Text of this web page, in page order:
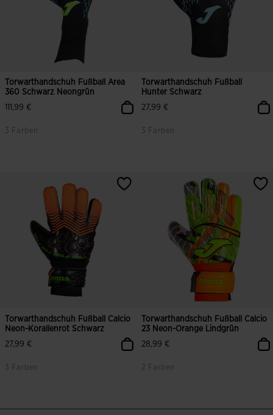
Torwarthandschuh Fußball Area
360 Schwarz Neongrün
111,99 €
3 Farben
Torwarthandschuh Fußball
Hunter Schwarz
27,99 €
3 Farben
Torwarthandschuh Fußball Calcio
Neon-Korallenrot Schwarz
27,99 €
3 Farben
Torwarthandschuh Fußball Calcio
23 Neon-Orange Lindgrün
28,99 €
2 Farben